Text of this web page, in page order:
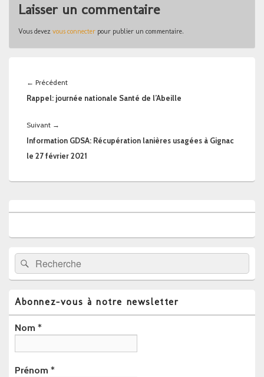
Laisser un commentaire
Vous devez vous connecter pour publier un commentaire.
de
l’article
← PrécédentArticle
précédent :
Rappel: journée nationale Santé de l’Abeille
Suivant →
suivant :
Information GDSA: Récupération lanières usagées à Gignac
le 27 février 2021
principale
widget
barre
latérale
Recherche :Rechercher
Abonnez-vous à notre newsletter
Nom *
Prénom *